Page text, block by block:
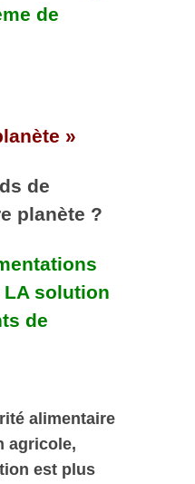
de
»
de
planète ?
solution
de
alimentaire
agricole,
est plus